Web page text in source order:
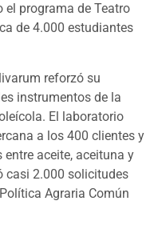
programa de Teatro
de 4.000 estudiantes
reforzó su
instrumentos de la
El laboratorio
a los 400 clientes y
aceite, aceituna y
casi 2.000 solicitudes
Agraria Común